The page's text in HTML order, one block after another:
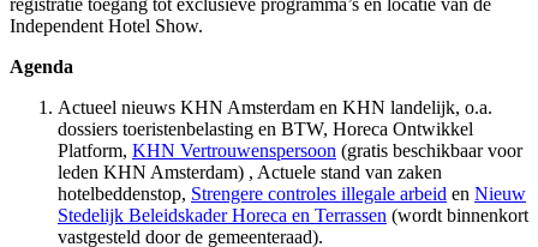
registratie toegang tot exclusieve programma’s en locatie van de
Independent Hotel Show.
Agenda
Actueel nieuws KHN Amsterdam en KHN landelijk, o.a.
dossiers toeristenbelasting en BTW, Horeca Ontwikkel
Platform, KHN Vertrouwenspersoon (gratis beschikbaar voor
leden KHN Amsterdam) , Actuele stand van zaken
hotelbeddenstop, Strengere controles illegale arbeid en Nieuw
Stedelijk Beleidskader Horeca en Terrassen (wordt binnenkort
vastgesteld door de gemeenteraad).